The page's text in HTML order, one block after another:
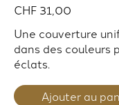
CHF 31,00
Une couverture
dans des couleurs
éclats.
Ajouter au